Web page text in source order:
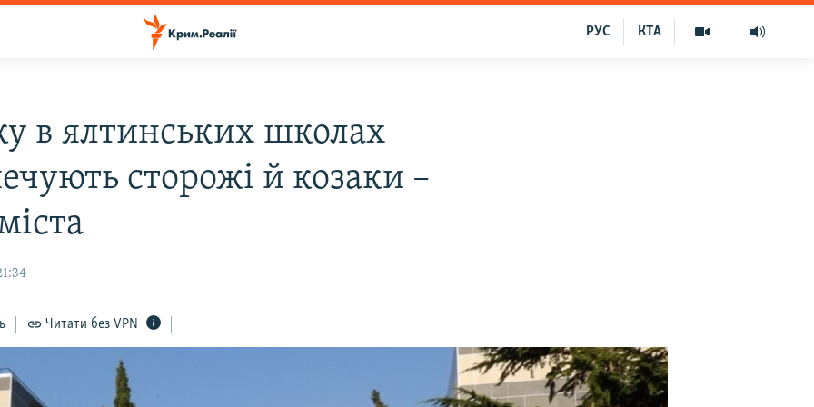
КТА
РУС
в ялтинських школах
сторожі й козаки –
Читати без VPN